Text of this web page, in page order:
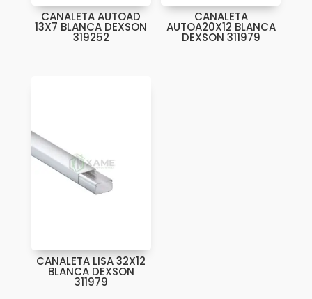
CANALETA AUTOAD
13X7 BLANCA DEXSON
319252
CANALETA
AUTOA20X12 BLANCA
DEXSON 311979
CANALETA LISA 32X12
BLANCA DEXSON
311979